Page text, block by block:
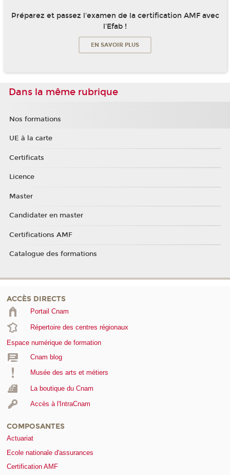
Préparez et passez l'examen de la certification AMF avec
l'Efab !
EN SAVOIR PLUS
Dans la même rubrique
Nos formations
UE à la carte
Certificats
Licence
Master
Candidater en master
Certifications AMF
Catalogue des formations
ACCÈS DIRECTS
Portail Cnam
Répertoire des centres régionaux
Espace numérique de formation
Cnam blog
Musée des arts et métiers
La boutique du Cnam
Accès à l'IntraCnam
COMPOSANTES
Actuariat
Ecole nationale d'assurances
Certification AMF